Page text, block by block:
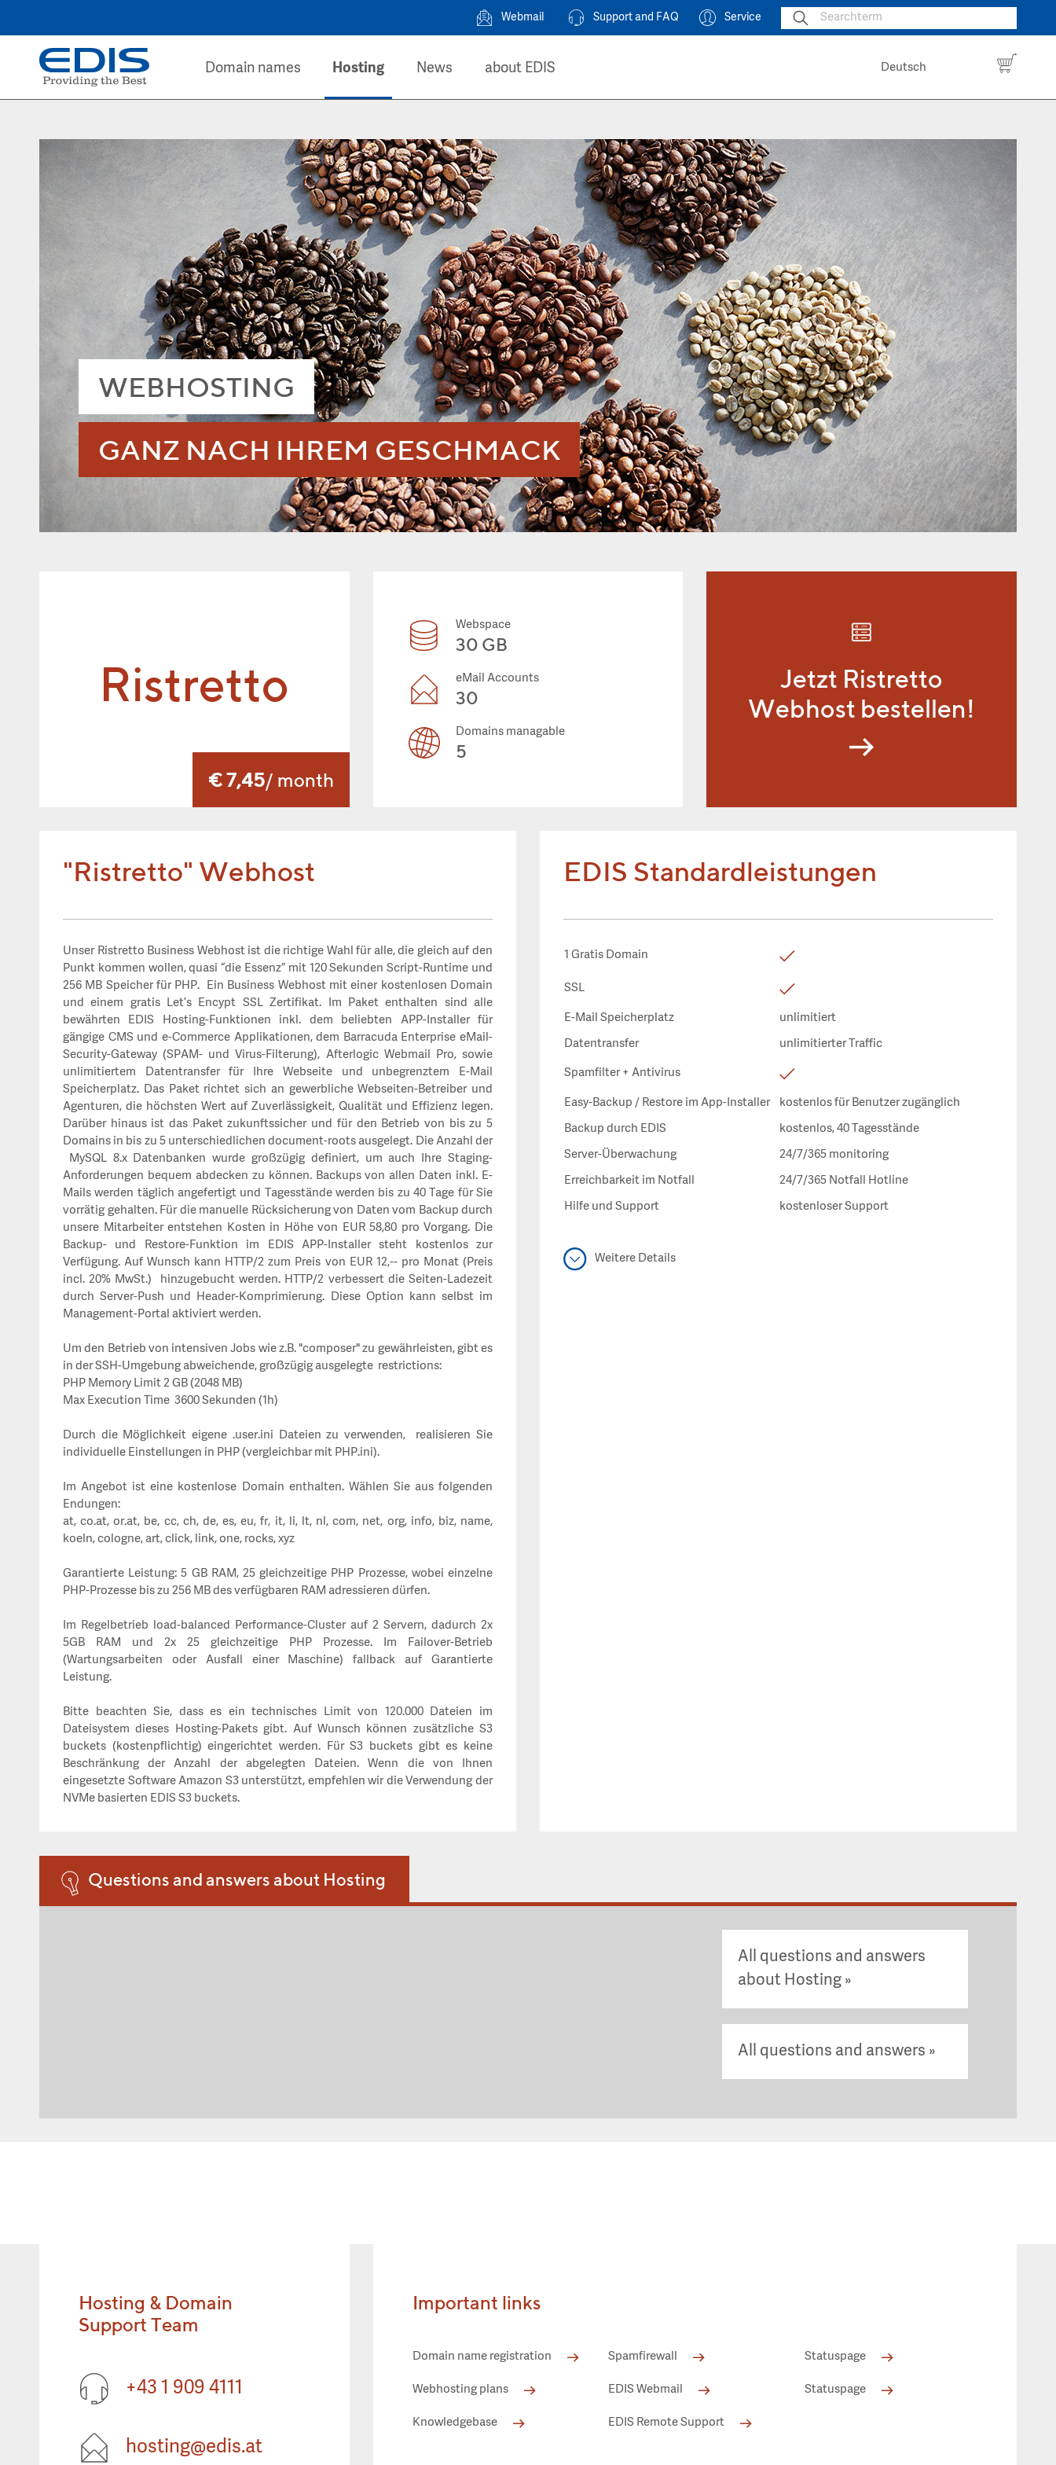
Webmail Support and FAQ Service
Domain names Hosting News about EDIS Deutsch
WEBHOSTING
GANZ NACH IHREM GESCHMACK
Ristretto
€ 7,45/ month
Webspace
30 GB
eMail Accounts
30
Domains managable
5
Jetzt Ristretto
Webhost bestellen!
"Ristretto" Webhost
Unser Ristretto Business Webhost ist die richtige Wahl für alle, die gleich auf den
Punkt kommen wollen, quasi “die Essenz” mit 120 Sekunden Script-Runtime und
256 MB Speicher für PHP. Ein Business Webhost mit einer kostenlosen Domain
und einem gratis Let’s Encypt SSL Zertifikat. Im Paket enthalten sind alle
bewährten EDIS Hosting-Funktionen inkl. dem beliebten APP-Installer für
gängige CMS und e-Commerce Applikationen, dem Barracuda Enterprise eMail-
Security-Gateway (SPAM- und Virus-Filterung), Afterlogic Webmail Pro, sowie
unlimitiertem Datentransfer für Ihre Webseite und unbegrenztem E-Mail
Speicherplatz. Das Paket richtet sich an gewerbliche Webseiten-Betreiber und
Agenturen, die höchsten Wert auf Zuverlässigkeit, Qualität und Effizienz legen.
Darüber hinaus ist das Paket zukunftssicher und für den Betrieb von bis zu 5
Domains in bis zu 5 unterschiedlichen document-roots ausgelegt. Die Anzahl der
MySQL 8.x Datenbanken wurde großzügig definiert, um auch Ihre Staging-
Anforderungen bequem abdecken zu können. Backups von allen Daten inkl. E-
Mails werden täglich angefertigt und Tagesstände werden bis zu 40 Tage für Sie
vorrätig gehalten. Für die manuelle Rücksicherung von Daten vom Backup durch
unsere Mitarbeiter entstehen Kosten in Höhe von EUR 58,80 pro Vorgang. Die
Backup- und Restore-Funktion im EDIS APP-Installer steht kostenlos zur
Verfügung. Auf Wunsch kann HTTP/2 zum Preis von EUR 12,-- pro Monat (Preis
incl. 20% MwSt.) hinzugebucht werden. HTTP/2 verbessert die Seiten-Ladezeit
durch Server-Push und Header-Komprimierung. Diese Option kann selbst im
Management-Portal aktiviert werden.
Um den Betrieb von intensiven Jobs wie z.B. "composer" zu gewährleisten, gibt es
in der SSH-Umgebung abweichende, großzügig ausgelegte restrictions:
PHP Memory Limit 2 GB (2048 MB)
Max Execution Time 3600 Sekunden (1h)
Durch die Möglichkeit eigene .user.ini Dateien zu verwenden, realisieren Sie
individuelle Einstellungen in PHP (vergleichbar mit PHP.ini).
Im Angebot ist eine kostenlose Domain enthalten. Wählen Sie aus folgenden
Endungen:
at, co.at, or.at, be, cc, ch, de, es, eu, fr, it, li, lt, nl, com, net, org, info, biz, name,
koeln, cologne, art, click, link, one, rocks, xyz
Garantierte Leistung: 5 GB RAM, 25 gleichzeitige PHP Prozesse, wobei einzelne
PHP-Prozesse bis zu 256 MB des verfügbaren RAM adressieren dürfen.
Im Regelbetrieb load-balanced Performance-Cluster auf 2 Servern, dadurch 2x
5GB RAM und 2x 25 gleichzeitige PHP Prozesse. Im Failover-Betrieb
(Wartungsarbeiten oder Ausfall einer Maschine) fallback auf Garantierte
Leistung.
Bitte beachten Sie, dass es ein technisches Limit von 120.000 Dateien im
Dateisystem dieses Hosting-Pakets gibt. Auf Wunsch können zusätzliche S3
buckets (kostenpflichtig) eingerichtet werden. Für S3 buckets gibt es keine
Beschränkung der Anzahl der abgelegten Dateien. Wenn die von Ihnen
eingesetzte Software Amazon S3 unterstützt, empfehlen wir die Verwendung der
NVMe basierten EDIS S3 buckets.
EDIS Standardleistungen
1 Gratis Domain
SSL
E-Mail Speicherplatz
unlimitiert
Datentransfer
unlimitierter Traffic
Spamfilter + Antivirus
Easy-Backup / Restore im App-Installer
kostenlos für Benutzer zugänglich
Backup durch EDIS
kostenlos, 40 Tagesstände
Server-Überwachung
24/7/365 monitoring
Erreichbarkeit im Notfall
24/7/365 Notfall Hotline
Hilfe und Support
kostenloser Support
Weitere Details
Questions and answers about Hosting
All questions and answers
about Hosting
All questions and answers
Hosting & Domain
Support Team
+43 1 909 4111
hosting@edis.at
Important links
Domain name registration
Webhosting plans
Knowledgebase
Spamfirewall
EDIS Webmail
EDIS Remote Support
Statuspage
Statuspage